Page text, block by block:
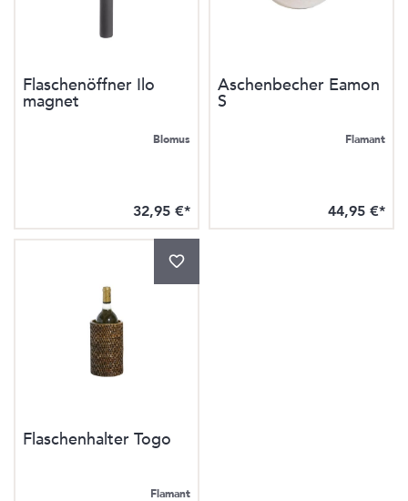
Flaschenöffner Ilo
magnet
Blomus
32,95 €*
Aschenbecher Eamon
S
Flamant
44,95 €*
Flaschenhalter Togo
Flamant